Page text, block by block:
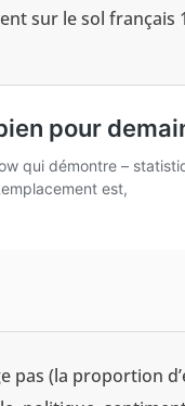
sur le sol
pas (la proportion